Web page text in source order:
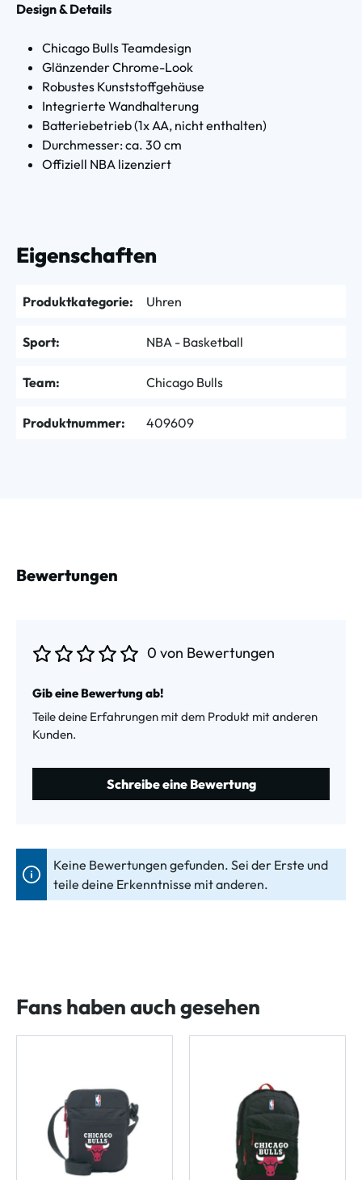
Design & Details
Chicago Bulls Teamdesign
Glänzender Chrome-Look
Robustes Kunststoffgehäuse
Integrierte Wandhalterung
Batteriebetrieb (1x AA, nicht enthalten)
Durchmesser: ca. 30 cm
Offiziell NBA lizenziert
Eigenschaften
Produktkategorie: Uhren
Sport: NBA - Basketball
Team: Chicago Bulls
Produktnummer: 409609
Bewertungen
0 von Bewertungen
Gib eine Bewertung ab!
Teile deine Erfahrungen mit dem Produkt mit anderen
Kunden.
Schreibe eine Bewertung
Keine Bewertungen gefunden. Sei der Erste und
teile deine Erkenntnisse mit anderen.
Fans haben auch gesehen